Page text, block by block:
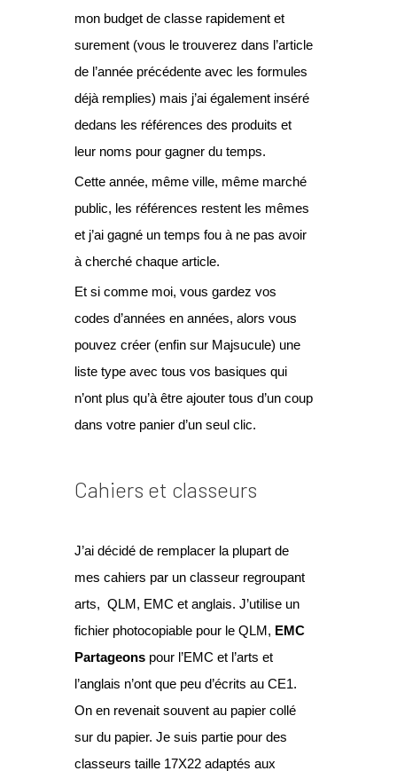
mon budget de classe rapidement et
surement (vous le trouverez dans l’article
de l’année précédente avec les formules
déjà remplies) mais j’ai également inséré
dedans les références des produits et
leur noms pour gagner du temps.
Cette année, même ville, même marché
public, les références restent les mêmes
et j’ai gagné un temps fou à ne pas avoir
à cherché chaque article.
Et si comme moi, vous gardez vos
codes d’années en années, alors vous
pouvez créer (enfin sur Majsucule) une
liste type avec tous vos basiques qui
n’ont plus qu’à être ajouter tous d’un coup
dans votre panier d’un seul clic.
Cahiers et classeurs
J’ai décidé de remplacer la plupart de
mes cahiers par un classeur regroupant
arts, QLM, EMC et anglais. J’utilise un
fichier photocopiable pour le QLM, EMC
Partageons pour l’EMC et l’arts et
l’anglais n’ont que peu d’écrits au CE1.
On en revenait souvent au papier collé
sur du papier. Je suis partie pour des
classeurs taille 17X22 adaptés aux